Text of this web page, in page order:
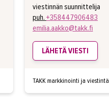
viestinnän suunnittelija
puh. +358447906483
emilia.aakko@takk.fi
LÄHETÄ VIESTI
TAKK markkinointi ja viestintä